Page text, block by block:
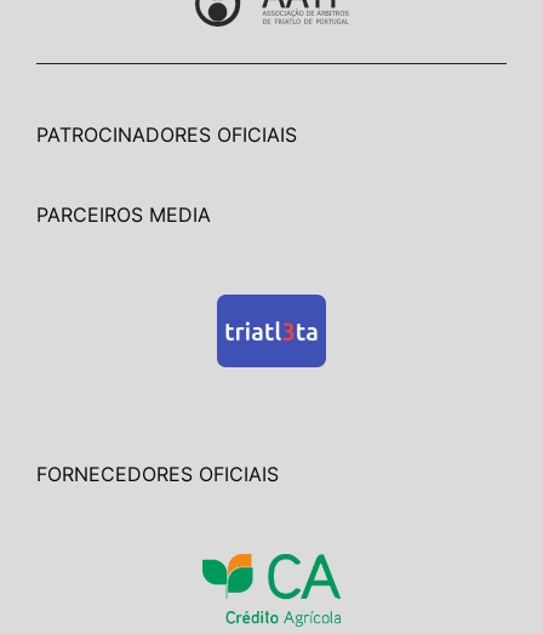
PATROCINADORES OFICIAIS
PARCEIROS MEDIA
FORNECEDORES OFICIAIS